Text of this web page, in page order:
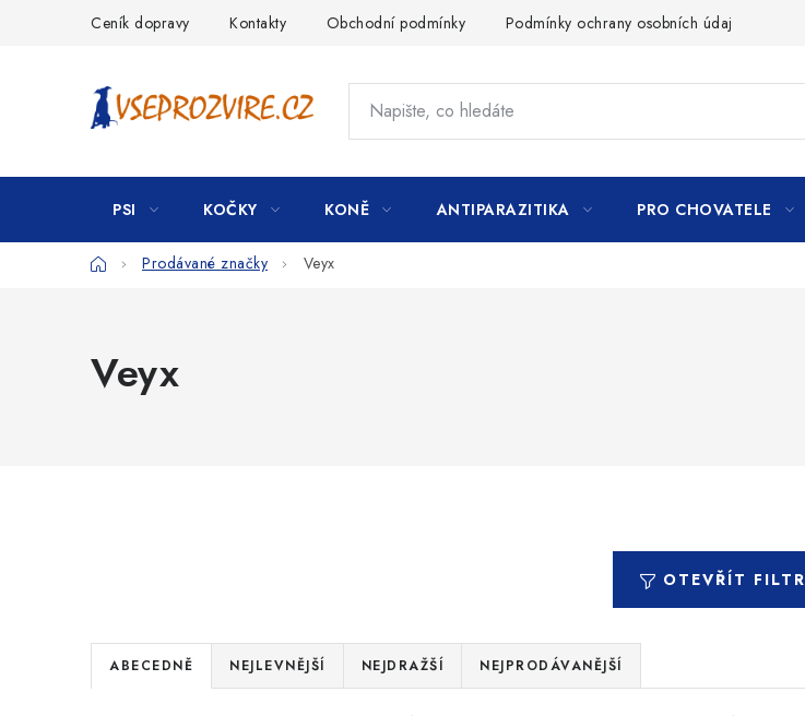
Ceník dopravy Kontakty Obchodní podmínky Podmínky ochrany osobních údajů
PSI KOČKY KONĚ ANTIPARAZITIKA PRO CHOVATELE
DomůProdávané značky Veyx
Veyx
OTEVŘÍT FILTR
Ř
a
ABECEDNĚ NEJLEVNĚJŠÍ NEJDRAŽŠÍ NEJPRODÁVANĚJŠÍ